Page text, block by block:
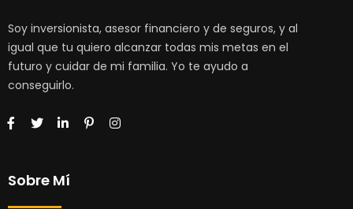
Soy inversionista, asesor financiero y de seguros, y al
igual que tu quiero alcanzar todas mis metas en el
futuro y cuidar de mi familia. Yo te ayudo a
conseguirlo.
Sobre Mí